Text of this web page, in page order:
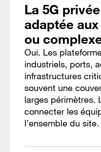
La 5G
adaptée
ou
Oui. Les
industriels, ports,
infrastructures
souvent une
larges périmètres.
connecter les
l’ensemble du site.